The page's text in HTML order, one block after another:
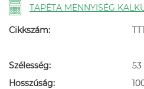
TAPÉTA MENNYISÉG
Cikkszám:
Szélesség:
Hosszúság: